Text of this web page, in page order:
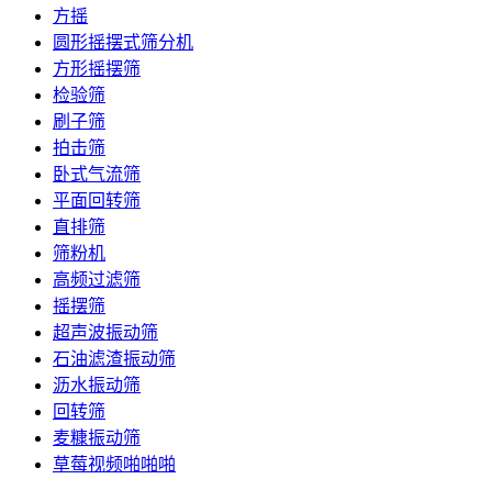
方摇
圆形摇摆式筛分机
方形摇摆筛
检验筛
刷子筛
拍击筛
卧式气流筛
平面回转筛
直排筛
筛粉机
高频过滤筛
摇摆筛
超声波振动筛
石油滤渣振动筛
沥水振动筛
回转筛
麦糠振动筛
草莓视频啪啪啪